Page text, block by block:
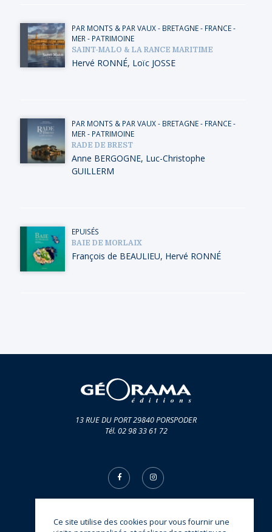
PAR MONTS & PAR VAUX- BRETAGNE- FRANCE-
MER - PATRIMOINE
SAINT-MALO & LA RANCE MARITIME
Hervé RONNÉ, Loïc JOSSE
PAR MONTS & PAR VAUX- BRETAGNE- FRANCE-
MER - PATRIMOINE
RADE DE BREST
Anne BERGOGNE, Luc-Christophe
GUILLERM
EPUISÉS
BAIE DE MORLAIX
François de BEAULIEU, Hervé RONNÉ
13 RUE DU PORT 29840 PORSPODER
Tél. 02 98 33 61 72
© Éditions Géorama 2026
Ce site utilise des cookies pour vous fournir une